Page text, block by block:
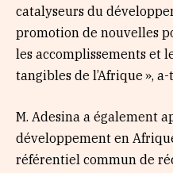
catalyseurs du
promotion de nouvelles
les accomplissements et
tangibles de l’Afrique »,
M. Adesina a également
développement en
référentiel commun de